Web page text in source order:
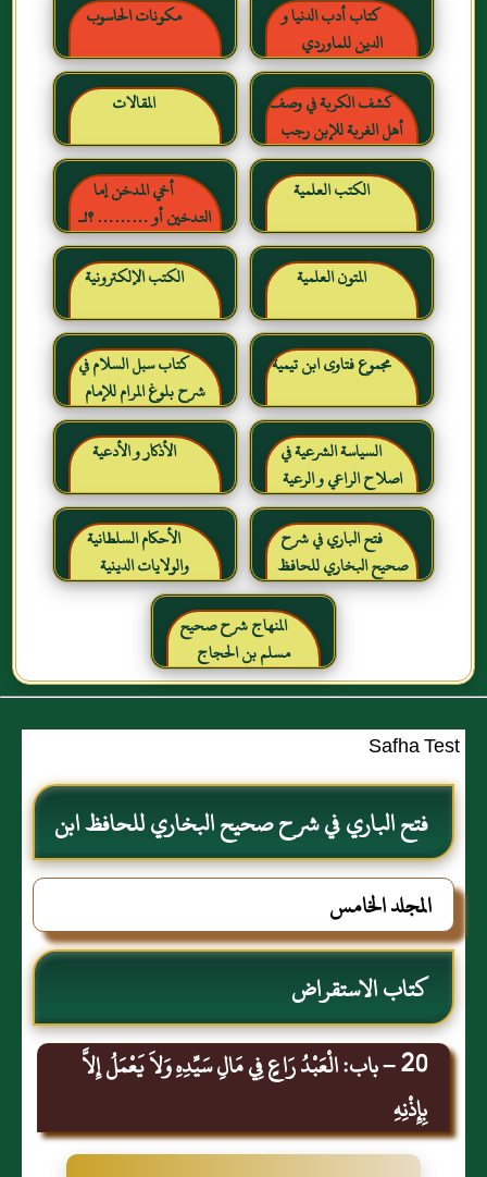
كتاب أدب الدنيا و
الدين للماوردي
مكونات الحاسوب
كشف الكربة في وصف
أهل الغربة للإبن رجب
الحنبلي رحمه الله
المقالات
الكتب العلمية
أخي المدخن إما
التدخين أو ……… ؟!ـ
حقائق وأرقام ناطقة ، لكن
لا يسمعها المدخنون حرره
خالد بن عبد الرحمن بن حمد
الشايع
المتون العلمية الكتب الإلكترونية
مجموع فتاوى ابن تيمية
كتاب سبل السلام في
شرح بلوغ المرام للإمام
الصنعاني رحمه الله
السياسة الشرعية في
اصلاح الراعي و الرعية
الأذكار و الأدعية
فتح الباري في شرح
صحيح البخاري للحافظ
ابن حجر العسقلاني
الأحكام السلطانية
والولايات الدينية
المنهاج شرح صحيح
مسلم بن الحجاج
Safha Test
فتح الباري في شرح صحيح البخاري للحافظ ابن
حجر العسقلاني
المجلد الخامس
كتاب الاستقراض
20 – باب: الْعَبْدُ رَاعٍ فِي مَالِ سَيِّدِهِ وَلاَ يَعْمَلُ إِلاَّ
بِإِذْنِهِ